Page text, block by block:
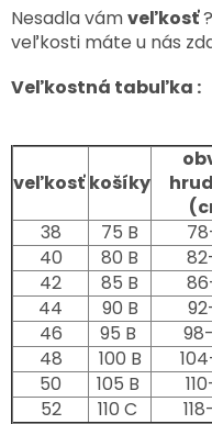
Nesadla vámveľkosť
veľkosti máte u nás
Veľkostná tabuľka :
veľkosťkošíky
38
75 B
40
80 B
42
85 B
44
90 B
46
95 B
48
100 B
50
105 B
52
110 C